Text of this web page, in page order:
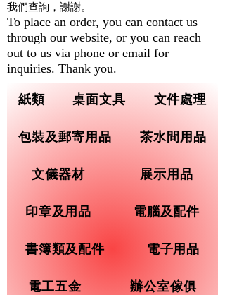
紙類 桌面文具 文件處理
包裝及郵寄用品 茶水間用品
文儀器材 展示用品
印章及用品 電腦及配件
書簿類及配件 電子用品
電工五金 辦公室傢俱
我們查詢， 謝謝。
To place an order, you can contact us
through our website, or you can reach
out to us via phone or email for
inquiries. Thank you.